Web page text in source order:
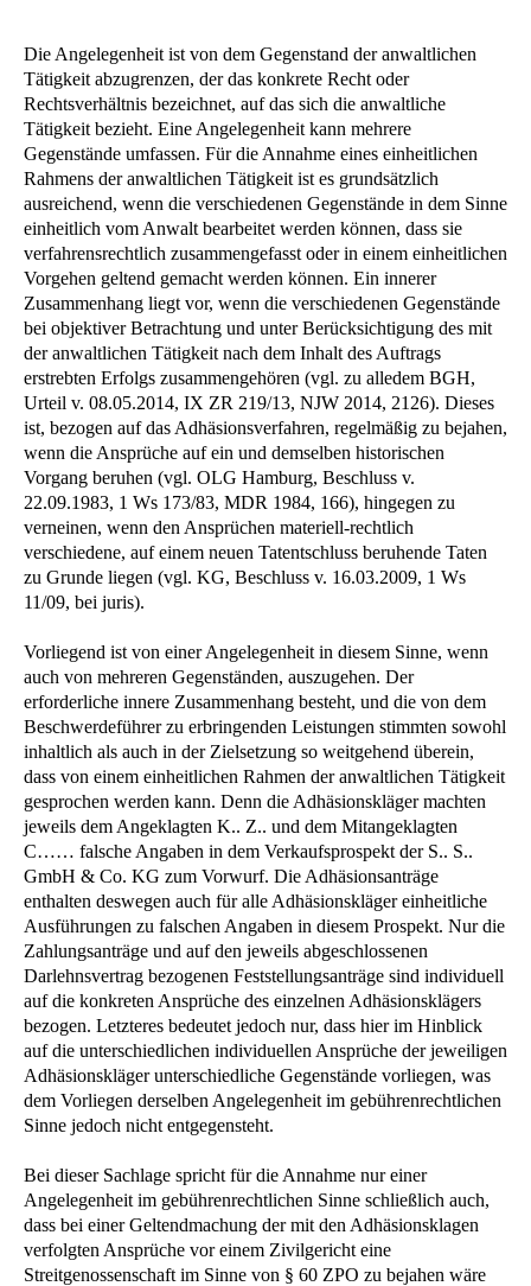
Die Angelegenheit ist von dem Gegenstand der anwaltlichen
Tätigkeit abzugrenzen, der das konkrete Recht oder
Rechtsverhältnis bezeichnet, auf das sich die anwaltliche
Tätigkeit bezieht. Eine Angelegenheit kann mehrere
Gegenstände umfassen. Für die Annahme eines einheitlichen
Rahmens der anwaltlichen Tätigkeit ist es grundsätzlich
ausreichend, wenn die verschiedenen Gegenstände in dem Sinne
einheitlich vom Anwalt bearbeitet werden können, dass sie
verfahrensrechtlich zusammengefasst oder in einem einheitlichen
Vorgehen geltend gemacht werden können. Ein innerer
Zusammenhang liegt vor, wenn die verschiedenen Gegenstände
bei objektiver Betrachtung und unter Berücksichtigung des mit
der anwaltlichen Tätigkeit nach dem Inhalt des Auftrags
erstrebten Erfolgs zusammengehören (vgl. zu alledem BGH,
Urteil v. 08.05.2014, IX ZR 219/13, NJW 2014, 2126). Dieses
ist, bezogen auf das Adhäsionsverfahren, regelmäßig zu bejahen,
wenn die Ansprüche auf ein und demselben historischen
Vorgang beruhen (vgl. OLG Hamburg, Beschluss v.
22.09.1983, 1 Ws 173/83, MDR 1984, 166), hingegen zu
verneinen, wenn den Ansprüchen materiell-rechtlich
verschiedene, auf einem neuen Tatentschluss beruhende Taten
zu Grunde liegen (vgl. KG, Beschluss v. 16.03.2009, 1 Ws
11/09, bei juris).
Vorliegend ist von einer Angelegenheit in diesem Sinne, wenn
auch von mehreren Gegenständen, auszugehen. Der
erforderliche innere Zusammenhang besteht, und die von dem
Beschwerdeführer zu erbringenden Leistungen stimmten sowohl
inhaltlich als auch in der Zielsetzung so weitgehend überein,
dass von einem einheitlichen Rahmen der anwaltlichen Tätigkeit
gesprochen werden kann. Denn die Adhäsionskläger machten
jeweils dem Angeklagten K.. Z.. und dem Mitangeklagten
C…… falsche Angaben in dem Verkaufsprospekt der S.. S..
GmbH & Co. KG zum Vorwurf. Die Adhäsionsanträge
enthalten deswegen auch für alle Adhäsionskläger einheitliche
Ausführungen zu falschen Angaben in diesem Prospekt. Nur die
Zahlungsanträge und auf den jeweils abgeschlossenen
Darlehnsvertrag bezogenen Feststellungsanträge sind individuell
auf die konkreten Ansprüche des einzelnen Adhäsionsklägers
bezogen. Letzteres bedeutet jedoch nur, dass hier im Hinblick
auf die unterschiedlichen individuellen Ansprüche der jeweiligen
Adhäsionskläger unterschiedliche Gegenstände vorliegen, was
dem Vorliegen derselben Angelegenheit im gebührenrechtlichen
Sinne jedoch nicht entgegensteht.
Bei dieser Sachlage spricht für die Annahme nur einer
Angelegenheit im gebührenrechtlichen Sinne schließlich auch,
dass bei einer Geltendmachung der mit den Adhäsionsklagen
verfolgten Ansprüche vor einem Zivilgericht eine
Streitgenossenschaft im Sinne von § 60 ZPO zu bejahen wäre